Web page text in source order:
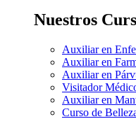
Nuestros
Auxiliar en
Auxiliar en
Auxiliar en
Visitador
Auxiliar en
Curso de